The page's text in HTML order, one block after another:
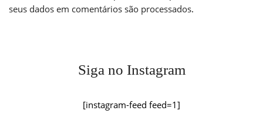
seus dados em comentários são processados.
Siga no Instagram
[instagram-feed feed=1]